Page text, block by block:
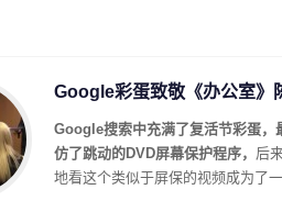
Google彩蛋致敬《办公室》
Google搜索中充满了复活节彩蛋，
仿了跳动的DVD屏幕保护程序， 后
地看这个类似于屏保的视频成为了